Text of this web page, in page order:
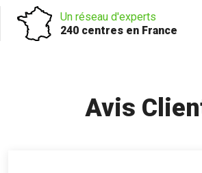
Un réseau d'experts
240 centres en France
Avis